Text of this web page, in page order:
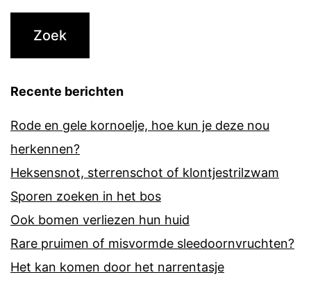
Recente berichten
Rode en gele kornoelje, hoe kun je deze nou
herkennen?
Heksensnot, sterrenschot of klontjestrilzwam
Sporen zoeken in het bos
Ook bomen verliezen hun huid
Rare pruimen of misvormde sleedoornvruchten?
Het kan komen door het narrentasje